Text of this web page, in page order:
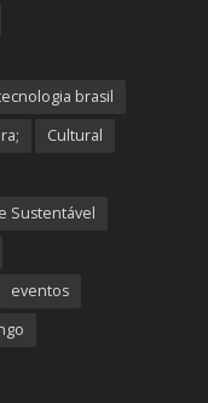
brasil
Cultural
Sustentável
eventos